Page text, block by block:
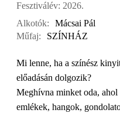
Fesztiválév: 2026.
Alkotók:
Mácsai Pál
Műfaj:
SZÍNHÁZ
Mi lenne, ha a színész
előadásán dolgozik?
Meghívna minket oda, ahol
emlékek, hangok,